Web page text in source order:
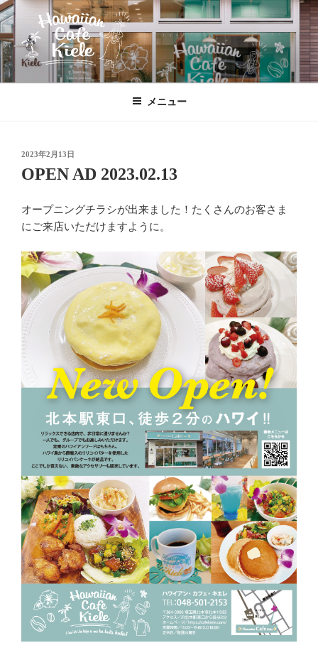
コ
ン
テ
ン
ツ
HAWAIIAN CAFE KIELE
北本駅東口、徒歩２分のハワイ!!
メニュー
投
稿
日:
2023年2月13日
OPEN AD 2023.02.13
オープニングチラシが出来ました！たくさんのお客さま
にご来店いただけますように。